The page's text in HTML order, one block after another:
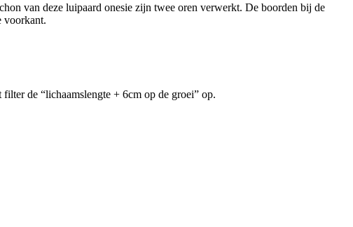
van deze luipaard onesie zijn twee oren verwerkt. De boorden bij de
voorkant.
de “lichaamslengte + 6cm op de groei” op.